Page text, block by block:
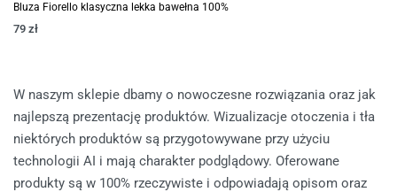
Bluza Fiorello klasyczna lekka bawełna 100%
79 zł
W naszym sklepie dbamy o nowoczesne rozwiązania oraz jak
najlepszą prezentację produktów. Wizualizacje otoczenia i tła
niektórych produktów są przygotowywane przy użyciu
technologii AI i mają charakter podglądowy. Oferowane
produkty są w 100% rzeczywiste i odpowiadają opisom oraz